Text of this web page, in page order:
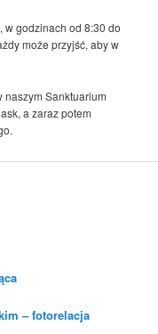
w godzinach od 8:30 do
może przyjść, aby w
naszym Sanktuarium
a zaraz potem
– fotorelacja